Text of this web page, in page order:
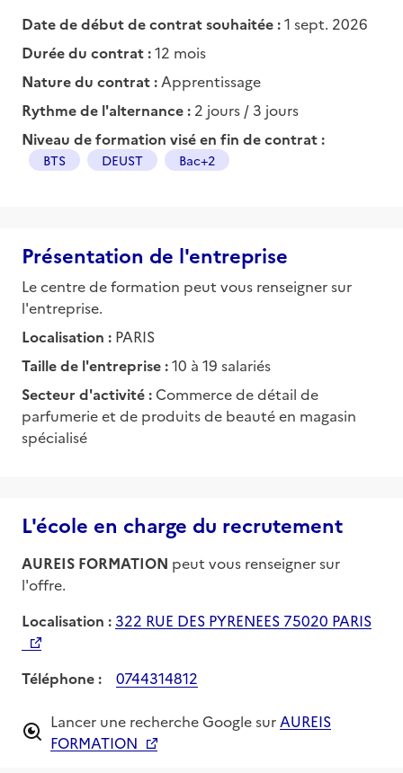
Date de début de contrat souhaitée :1 sept. 2026
Durée du contrat :12 mois
Nature du contrat : Apprentissage
Rythme de l'alternance : 2 jours / 3 jours
Niveau de formation visé en fin de contrat :
BTS DEUST Bac+2
Présentation de l'entreprise
Le centre de formation peut vous renseigner sur
l'entreprise.
Localisation : PARIS
Taille de l'entreprise :10 à 19 salariés
Secteur d'activité : Commerce de détail de
parfumerie et de produits de beauté en magasin
spécialisé
L'école en charge du recrutement
AUREIS FORMATION peut vous renseigner sur
l'offre.
Localisation :322 RUE DES PYRENEES 75020 PARIS
Téléphone : 0744314812
Lancer une recherche Google sur AUREIS
FORMATION